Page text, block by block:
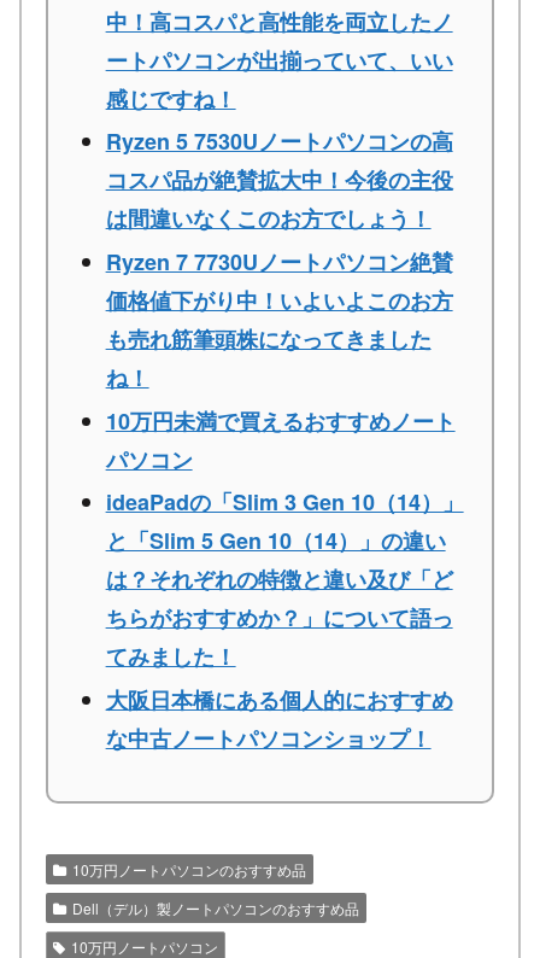
中！高コスパと高性能を両立したノ
ートパソコンが出揃っていて、いい
感じですね！
Ryzen 5 7530Uノートパソコンの高
コスパ品が絶賛拡大中！今後の主役
は間違いなくこのお方でしょう！
Ryzen 7 7730Uノートパソコン絶賛
価格値下がり中！いよいよこのお方
も売れ筋筆頭株になってきました
ね！
10万円未満で買えるおすすめノート
パソコン
ideaPadの「Slim 3 Gen 10（14）」
と「Slim 5 Gen 10（14）」の違い
は？それぞれの特徴と違い及び「ど
ちらがおすすめか？」について語っ
てみました！
大阪日本橋にある個人的におすすめ
な中古ノートパソコンショップ！
10万円ノートパソコンのおすすめ品
Dell（デル）製ノートパソコンのおすすめ品
10万円ノートパソコン